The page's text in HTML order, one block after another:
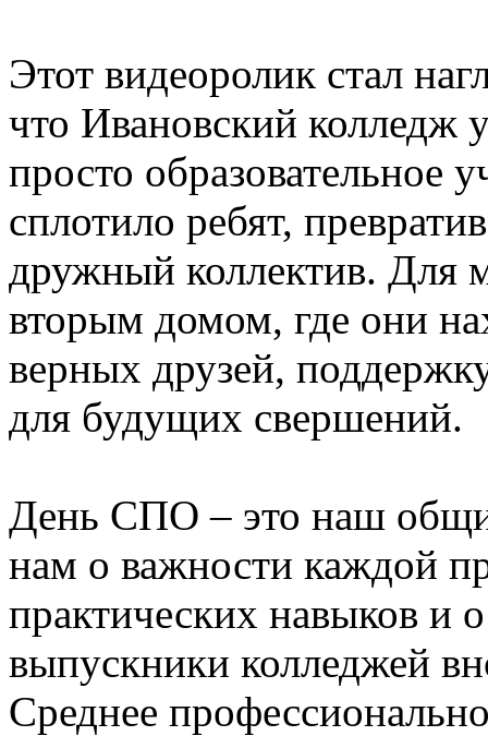
Этот видеоролик стал
что Ивановский колледж
просто образовательное
сплотило ребят,
дружный коллектив. Для
вторым домом, где они
верных друзей,
для будущих свершений.
День СПО – это наш
нам о важности каждой
практических навыков и
выпускники колледжей
Среднее